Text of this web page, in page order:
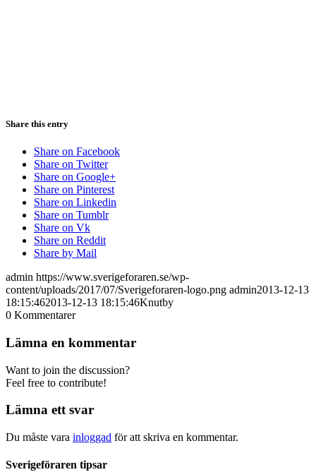
Share this entry
Share on Facebook
Share on Twitter
Share on Google+
Share on Pinterest
Share on Linkedin
Share on Tumblr
Share on Vk
Share on Reddit
Share by Mail
admin https://www.sverigeforaren.se/wp-
content/uploads/2017/07/Sverigeforaren-logo.png admin2013-12-13
18:15:462013-12-13 18:15:46Knutby
0 Kommentarer
Lämna en kommentar
Want to join the discussion?
Feel free to contribute!
Lämna ett svar
Du måste vara inloggad för att skriva en kommentar.
Sverigeföraren tipsar